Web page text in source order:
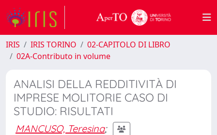
IRIS IRIS TORINO
02-CAPITOLO DI LIBRO
02A-Contributo in volume
ANALISI DELLA REDDITIVITÀ DI
IMPRESE MOLITORIE CASO DI
STUDIO: RISULTATI
MANCUSO, Teresina;